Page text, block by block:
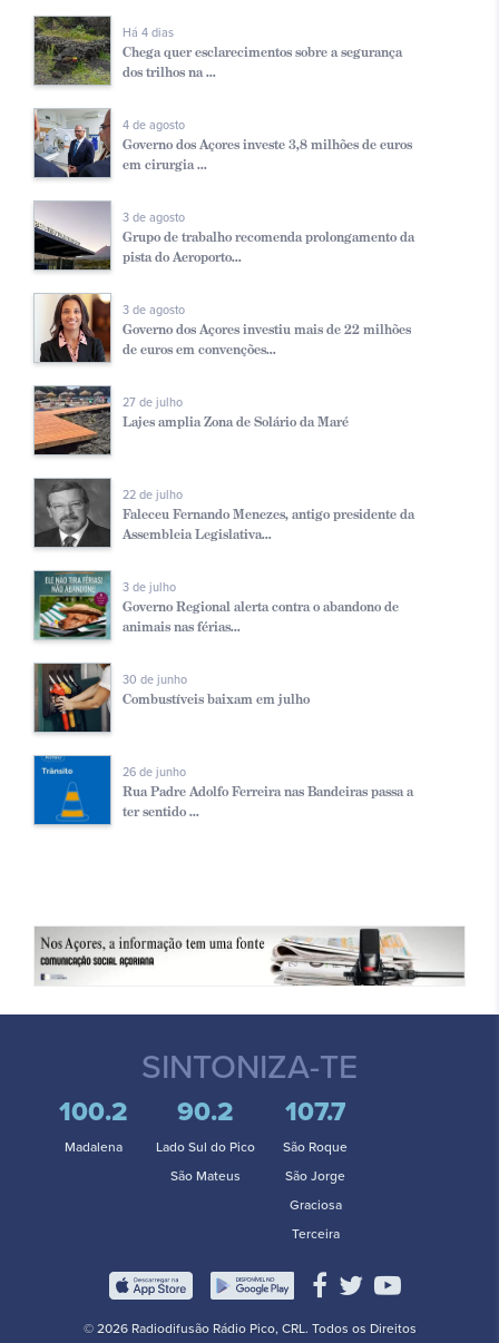
Há 4 dias
Chega quer esclarecimentos sobre a segurança
dos trilhos na ...
4 de agosto
Governo dos Açores investe 3,8 milhões de euros
em cirurgia ...
3 de agosto
Grupo de trabalho recomenda prolongamento da
pista do Aeroporto...
3 de agosto
Governo dos Açores investiu mais de 22 milhões
de euros em convenções...
27 de julho
Lajes amplia Zona de Solário da Maré
22 de julho
Faleceu Fernando Menezes, antigo presidente da
Assembleia Legislativa...
3 de julho
Governo Regional alerta contra o abandono de
animais nas férias...
30 de junho
Combustíveis baixam em julho
26 de junho
Rua Padre Adolfo Ferreira nas Bandeiras passa a
ter sentido ...
SINTONIZA-TE
100.2
Madalena
90.2
Lado Sul do Pico
São Mateus
107.7
São Roque
São Jorge
Graciosa
Terceira
© 2026 Radiodifusão Rádio Pico, CRL. Todos os Direitos